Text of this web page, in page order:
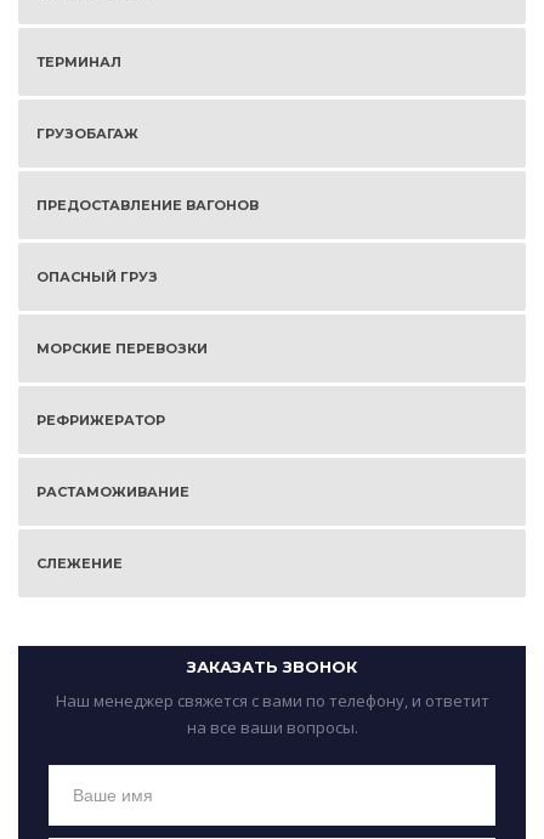
ТЕРМИНАЛ
ГРУЗОБАГАЖ
ПРЕДОСТАВЛЕНИЕ ВАГОНОВ
ОПАСНЫЙ ГРУЗ
МОРСКИЕ ПЕРЕВОЗКИ
РЕФРИЖЕРАТОР
РАСТАМОЖИВАНИЕ
СЛЕЖЕНИЕ
ЗАКАЗАТЬ ЗВОНОК
Наш менеджер свяжется с вами по телефону, и ответит
на все ваши вопросы.